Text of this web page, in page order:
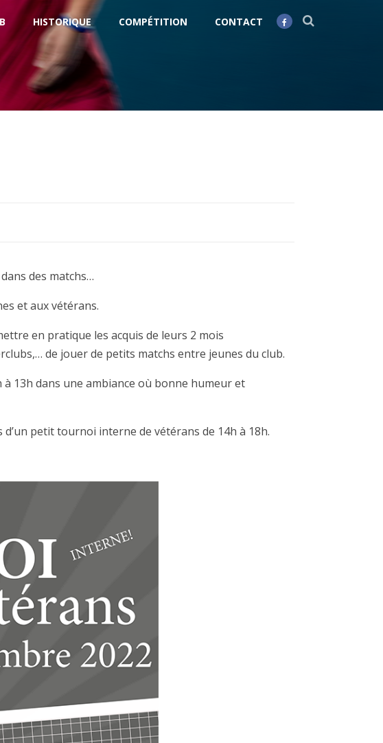
HISTORIQUE COMPÉTITION CONTACT
des matchs…
et aux vétérans.
en pratique les acquis de leurs 2 mois
de jouer de petits matchs entre jeunes du club.
à 13h dans une ambiance où bonne humeur et
petit tournoi interne de vétérans de 14h à 18h.